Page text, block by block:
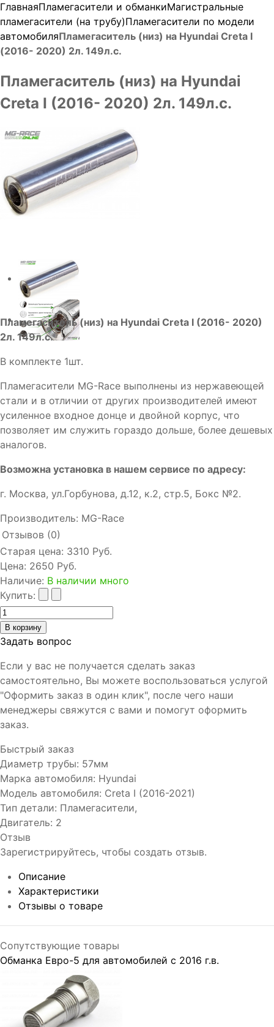
ГлавнаяПламегасители и обманкиМагистральные
пламегасители (на трубу)Пламегасители по модели
автомобиляПламегаситель (низ) на Hyundai Creta I
(2016- 2020) 2л. 149л.с.
Пламегаситель (низ) на Hyundai
Creta I (2016- 2020) 2л. 149л.с.
Пламегаситель (низ) на Hyundai Creta I (2016- 2020)
2л. 149л.с.
В комплекте 1шт.
Пламегасители MG-Race выполнены из нержавеющей
стали и в отличии от других производителей имеют
усиленное входное донце и двойной корпус, что
позволяет им служить гораздо дольше, более дешевых
аналогов.
Возможна установка в нашем сервисе по адресу:
г. Москва, ул.Горбунова, д.12, к.2, стр.5, Бокс №2.
Производитель: MG-Race
Отзывов (0)
Старая цена: 3310 Руб.
Цена: 2650 Руб.
Наличие: В наличии много
Купить:
Задать вопрос
Если у вас не получается сделать заказ
самостоятельно, Вы можете воспользоваться услугой
"Оформить заказ в один клик", после чего наши
менеджеры свяжутся с вами и помогут оформить
заказ.
Быстрый заказ
Диаметр трубы: 57мм
Марка автомобиля: Hyundai
Модель автомобиля: Creta I (2016-2021)
Тип детали: Пламегасители,
Двигатель: 2
Отзыв
Зарегистрируйтесь, чтобы создать отзыв.
Описание
Характеристики
Отзывы о товаре
Сопутствующие товары
Обманка Евро-5 для автомобилей с 2016 г.в.